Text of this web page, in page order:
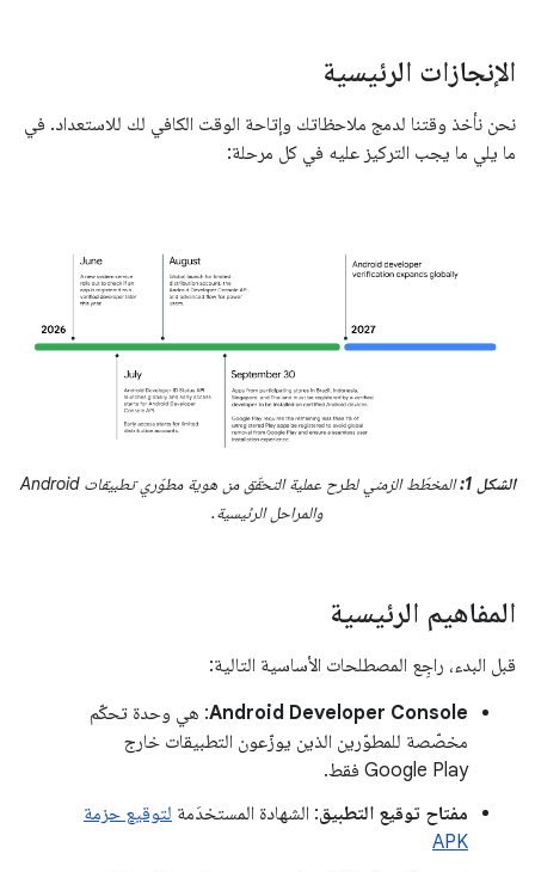
الإنجازات الرئيسية
نحن نأخذ وقتنا لدمج ملاحظاتك وإتاحة الوقت الكافي لك للاستعداد. في
ما يلي ما يجب التركيز عليه في كل مرحلة:
الشكل 1:
المخطّط الزمني لطرح عملية التحقّق من هوية مطوّري تطبيقات Android
والمراحل الرئيسية.
المفاهيم الرئيسية
قبل البدء، راجِع المصطلحات الأساسية التالية:
‫Android Developer Console: هي وحدة تحكّم
مخصّصة للمطوّرين الذين يوزّعون التطبيقات خارج
Google Play فقط.
مفتاح توقيع التطبيق: الشهادة المستخدَمة لتوقيع حزمة
APK